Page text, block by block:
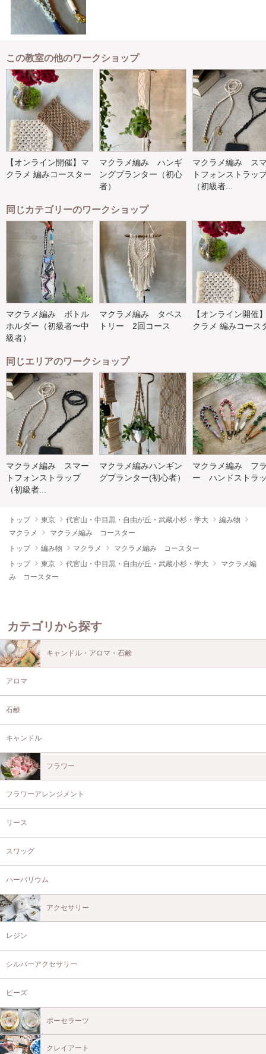
この教室の他のワークショップ
【オンライン開催】マ
クラメ 編みコースター
マクラメ編み ハンギ
ングプランター（初心
者）
マクラメ編み ス
トフォンストラッ
（初級者...
同じカテゴリーのワークショップ
マクラメ編み ボトル
ホルダー（初級者〜中
級者）
マクラメ編み タペス
トリー 2回コース
【オンライン開催
クラメ 編みコース
同じエリアのワークショップ
マクラメ編み スマー
トフォンストラップ
（初級者...
マクラメ編みハンギン
グプランター(初心者）
マクラメ編み フ
ー ハンドストラ
トップ 東京 代官山・中目黒・自由が丘・武蔵小杉・学大
編み物
マクラメ
マクラメ編み コースター
トップ
編み物 マクラメ
マクラメ編み コースター
トップ
東京 代官山・中目黒・自由が丘・武蔵小杉・学大
マクラメ編
み コースター
カテゴリから探す
キャンドル・アロマ・石鹸
アロマ
石鹸
キャンドル
フラワー
フラワーアレンジメント
リース
スワッグ
ハーバリウム
アクセサリー
レジン
シルバーアクセサリー
ビーズ
ポーセラーツ
クレイアート